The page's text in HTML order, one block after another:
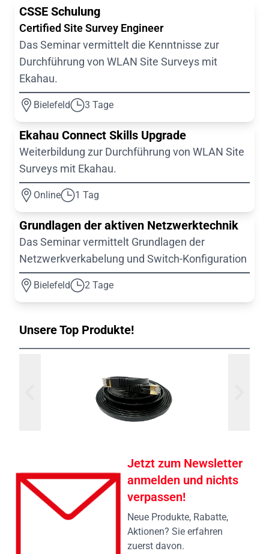
CSSE Schulung
Certified Site Survey Engineer
Das Seminar vermittelt die Kenntnisse zur
Durchführung von WLAN Site Surveys mit
Ekahau.
Bielefeld 3 Tage
Ekahau Connect Skills Upgrade
Weiterbildung zur Durchführung von WLAN Site
Surveys mit Ekahau.
Online 1 Tag
Grundlagen der aktiven Netzwerktechnik
Das Seminar vermittelt Grundlagen der
Netzwerkverkabelung und Switch-Konfiguration
Bielefeld 2 Tage
Unsere Top Produkte!
Jetzt zum Newsletter
anmelden und nichts
verpassen!
Neue Produkte, Rabatte,
Aktionen? Sie erfahren
zuerst davon.